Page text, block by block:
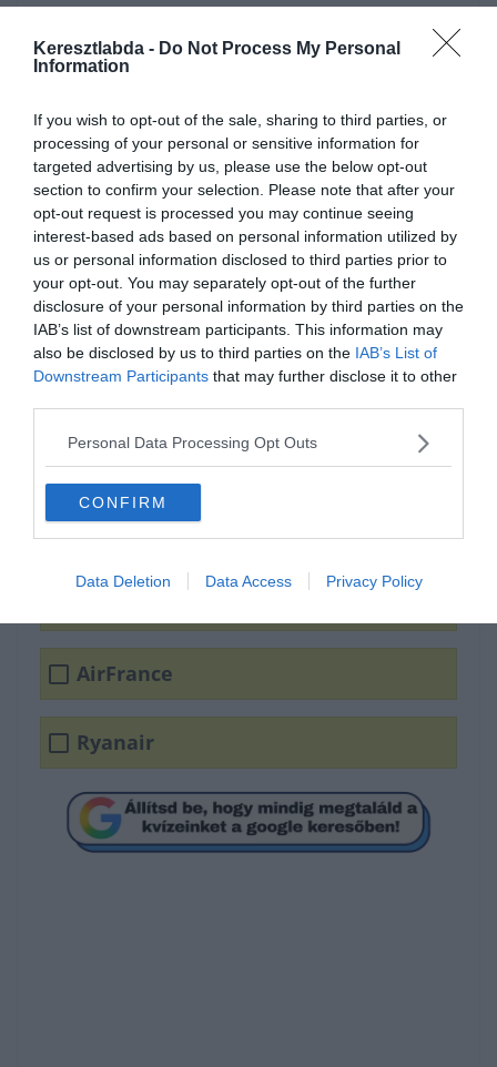
Keresztlabda - Do Not Process My Personal
Information
If you wish to opt-out of the sale, sharing to third parties, or
processing of your personal or sensitive information for
targeted advertising by us, please use the below opt-out
section to confirm your selection. Please note that after your
opt-out request is processed you may continue seeing
interest-based ads based on personal information utilized by
us or personal information disclosed to third parties prior to
your opt-out. You may separately opt-out of the further
disclosure of your personal information by third parties on the
IAB’s list of downstream participants. This information may
also be disclosed by us to third parties on the IAB’s List of
Downstream Participants that may further disclose it to other
Personal Data Processing Opt Outs
CONFIRM
Data Deletion Data Access Privacy Policy
0%
AirFrance
Ryanair